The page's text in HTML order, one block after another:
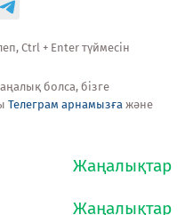
Ctrl + Enter түймесін
болса, бізге
Телеграм арнамызға және